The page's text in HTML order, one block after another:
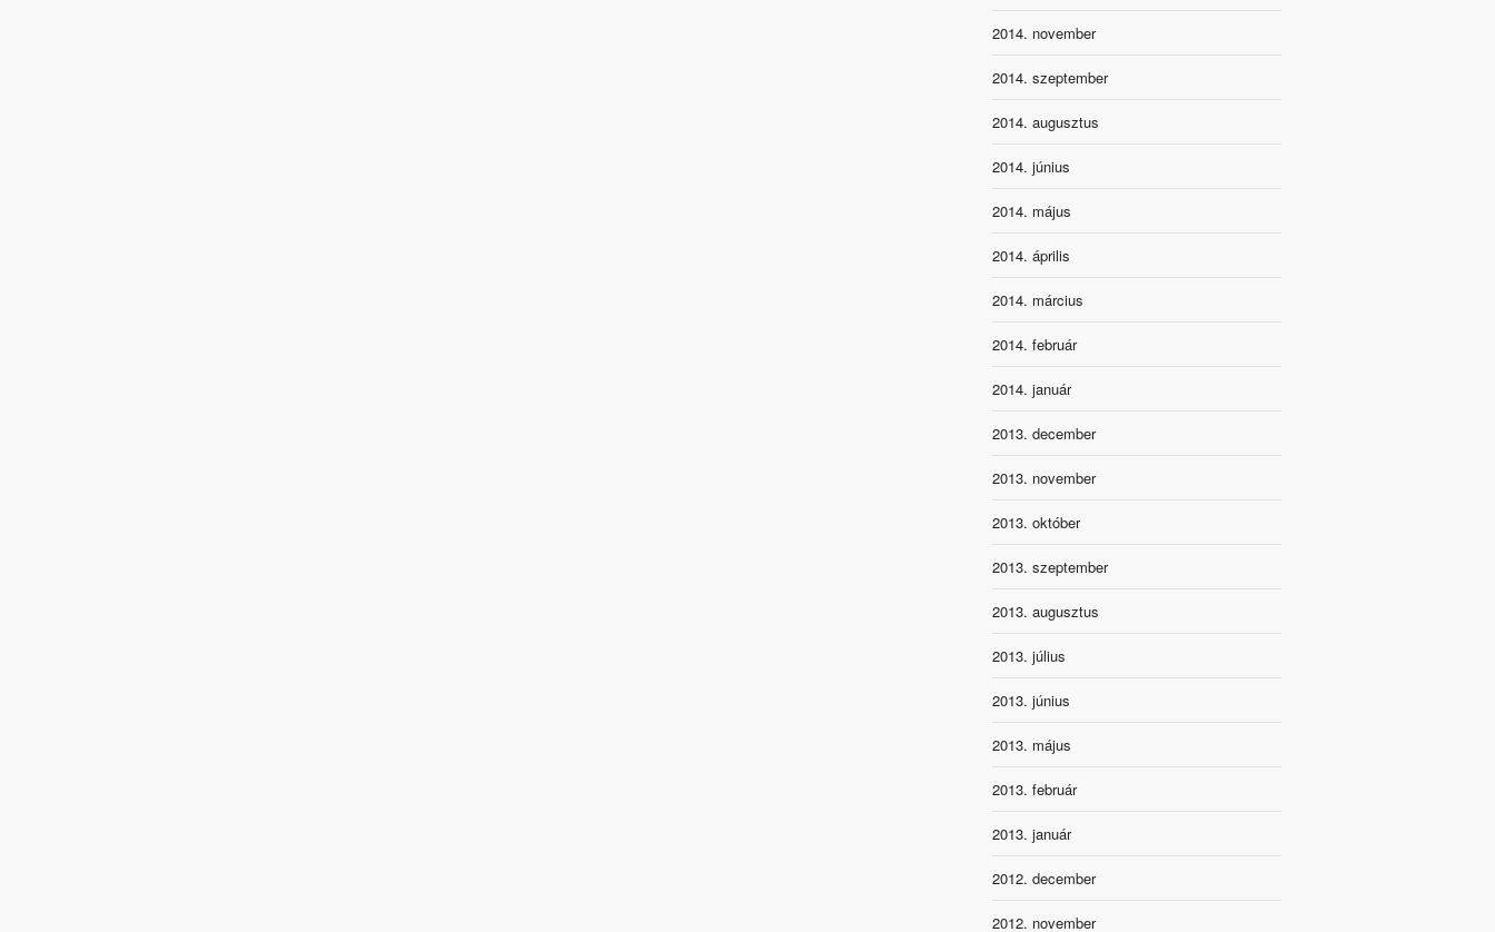
2014. november
2014. szeptember
2014. augusztus
2014. június
2014. május
2014. április
2014. március
2014. február
2014. január
2013. december
2013. november
2013. október
2013. szeptember
2013. augusztus
2013. július
2013. június
2013. május
2013. február
2013. január
2012. december
2012. november